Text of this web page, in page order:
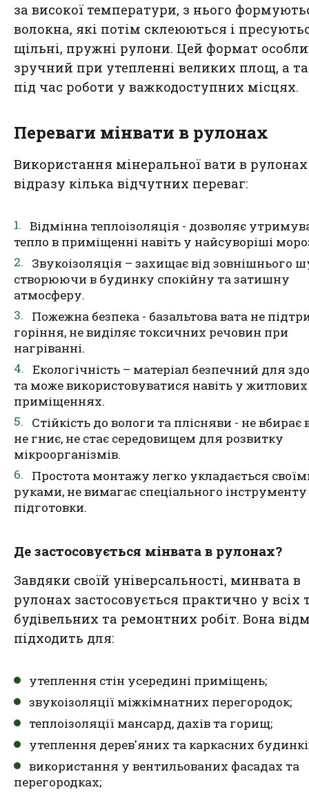
за високої температури, з нього
волокна, які потім склеюються і
щільні, пружні рулони. Цей формат
зручний при утепленні великих площ, а
під час роботи у важкодоступних місцях.
Переваги мінвати в рулонах
Використання мінеральної вати в
відразу кілька відчутних переваг:
Відмінна теплоізоляція - дозволяє
тепло в приміщенні навіть у найсуворіші
Звукоізоляція – захищає від зовнішнього
створюючи в будинку спокійну та затишну
атмосферу.
Пожежна безпека - базальтова вата не
горіння, не виділяє токсичних речовин при
нагріванні.
Екологічність – матеріал безпечний для
та може використовуватися навіть у житлових
приміщеннях.
Стійкість до вологи та плісняви ​​- не вбирає
не гниє, не стає середовищем для розвитку
мікроорганізмів.
Простота монтажу легко укладається
руками, не вимагає спеціального інструменту
підготовки.
Де застосовується мінвата в рулонах?
Завдяки своїй універсальності, минвата в
рулонах застосовується практично у всіх
будівельних та ремонтних робіт. Вона
підходить для:
утеплення стін усередині приміщень;
звукоізоляції міжкімнатних перегородок;
теплоізоляції мансард, дахів та горищ;
утеплення дерев'яних та каркасних
використання у вентильованих фасадах та
перегородках;